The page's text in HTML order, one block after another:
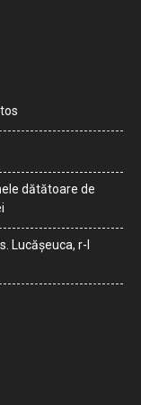
dătătoare de
Lucășeuca, r-l